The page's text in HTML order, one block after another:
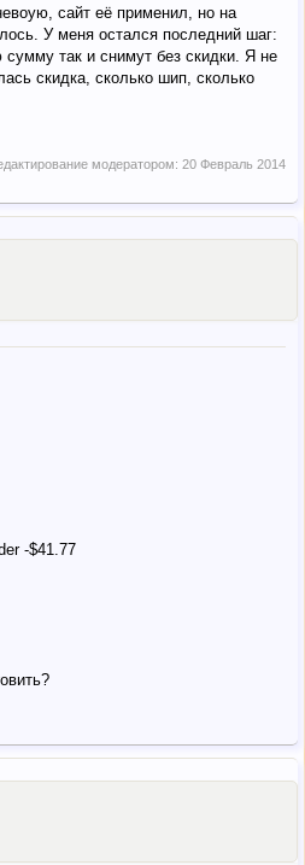
сайт её применил, но на
У меня остался последний шаг:
так и снимут без скидки. Я не
скидка, сколько шип, сколько
модератором: 20 Февраль 2014
-$41.77